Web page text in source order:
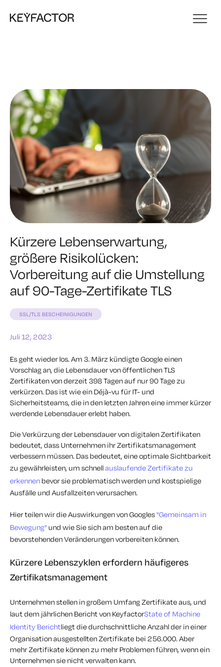
Kürzere Lebenserwartung,
größere Risikolücken:
Vorbereitung auf die Umstellung
auf 90-Tage-Zertifikate TLS
SSL/TLS BESCHEINIGUNGEN
Juli 12, 2023
Es geht wieder los. Am 3. März kündigte Google einen
Vorschlag an, die Lebensdauer von öffentlichen TLS
Zertifikaten von derzeit 398 Tagen auf nur 90 Tage zu
verkürzen. Das ist wie ein Déjà-vu für IT- und
Sicherheitsteams, die in den letzten Jahren eine immer kürzer
werdende Lebensdauer erlebt haben.
Die Verkürzung der Lebensdauer von digitalen Zertifikaten
bedeutet, dass Unternehmen ihr Zertifikatsmanagement
verbessern müssen. Das bedeutet, eine optimale Sichtbarkeit
zu gewährleisten, um schnellauslaufende Zertifikate zu
erkennen bevor sie problematisch werden und kostspielige
Ausfälle und Ausfallzeiten verursachen.
Hier teilen wir die Auswirkungen von Googles "Gemeinsam in
Bewegung" und wie Sie sich am besten auf die
bevorstehenden Veränderungen vorbereiten können.
Kürzere Lebenszyklen erfordern häufigeres
Zertifikatsmanagement
Unternehmen stellen in großem Umfang Zertifikate aus, und
laut dem jährlichen Bericht von KeyfactorState of Machine
Identity Berichtliegt die durchschnittliche Anzahl der in einer
Organisation ausgestellten Zertifikate bei 256.000. Aber
mehr Zertifikate können zu mehr Problemen führen, wenn ein
Unternehmen sie nicht verwalten kann.